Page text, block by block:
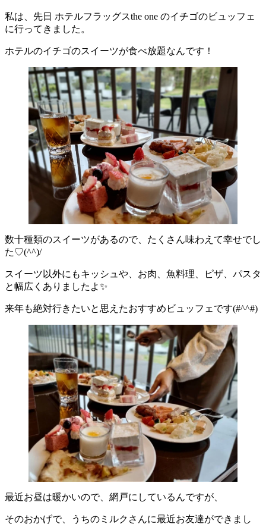
私は、先日 ホテルフラッグスthe one のイチゴのビュッフェ
に行ってきました。
ホテルのイチゴのスイーツが食べ放題なんです！
数十種類のスイーツがあるので、たくさん味わえて幸せでし
た♡(^^)/
スイーツ以外にもキッシュや、お肉、魚料理、ピザ、パスタ
と幅広くありましたよ✨
来年も絶対行きたいと思えたおすすめビュッフェです(#^^#)
最近お昼は暖かいので、網戸にしているんですが、
そのおかげで、うちのミルクさんに最近お友達ができまし